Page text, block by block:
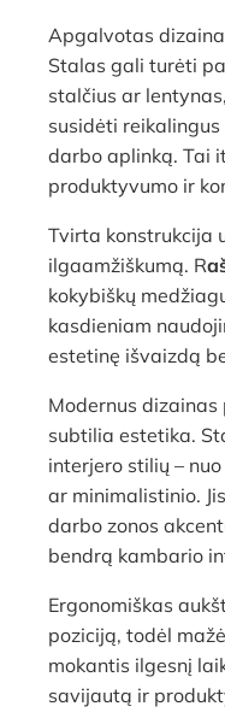
Apgalvotas
Stalas gali turėti
stalčius ar
susidėti
darbo aplinką. Tai
produktyvumo ir
Tvirta konstrukcija
ilgaamžiškumą. R
kokybiškų
kasdieniam
estetinę išvaizdą
Modernus
subtilia estetika.
interjero stilių –
ar minimalistinio.
darbo zonos
bendrą kambario
Ergonomiškas
poziciją, todėl
mokantis ilgesnį
savijautą ir